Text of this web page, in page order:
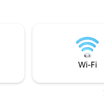
ไม่ไหลออก
คุณ😊 ตามข้อตกลง สามารถจัดเตรียม
อาหารเช้า
Wi-Fi